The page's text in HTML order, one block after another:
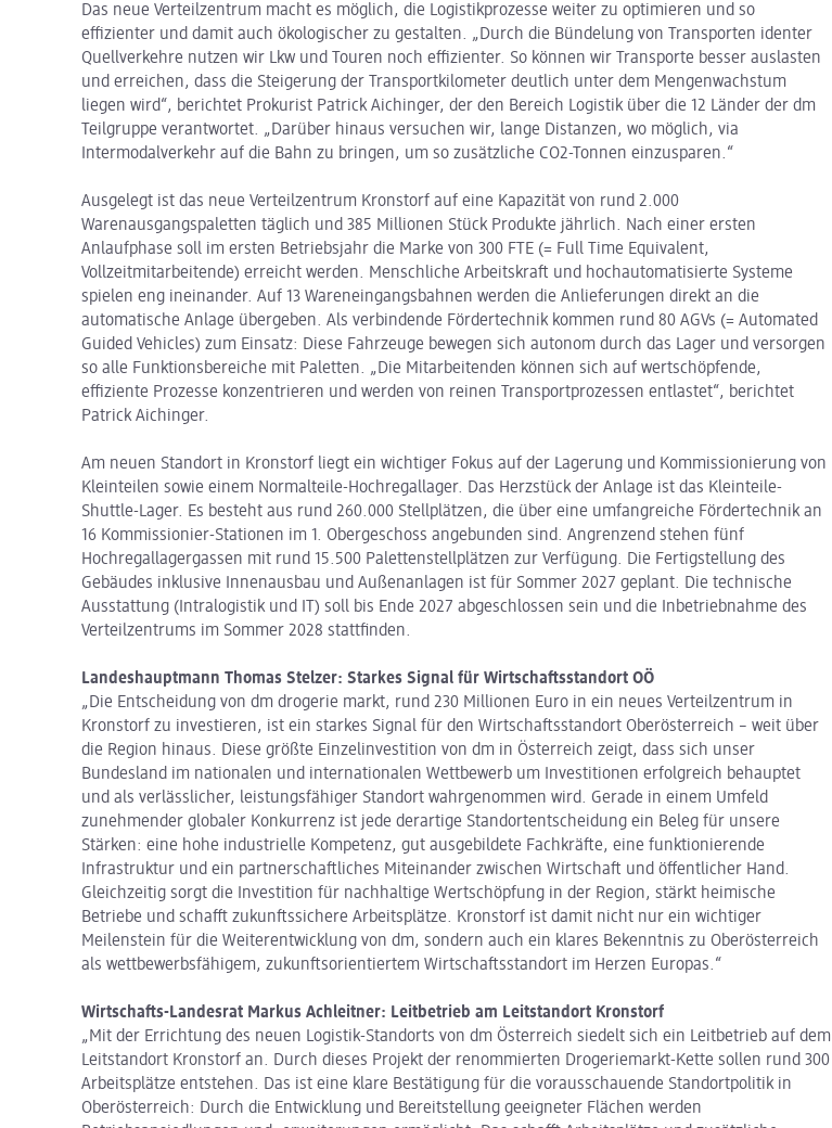
Das neue Verteilzentrum macht es möglich, die Logistikprozesse weiter zu optimieren und so
effizienter und damit auch ökologischer zu gestalten. „Durch die Bündelung von Transporten identer
Quellverkehre nutzen wir Lkw und Touren noch effizienter. So können wir Transporte besser auslasten
und erreichen, dass die Steigerung der Transportkilometer deutlich unter dem Mengenwachstum
liegen wird“, berichtet Prokurist Patrick Aichinger, der den Bereich Logistik über die 12 Länder der dm
Teilgruppe verantwortet. „Darüber hinaus versuchen wir, lange Distanzen, wo möglich, via
Intermodalverkehr auf die Bahn zu bringen, um so zusätzliche CO2-Tonnen einzusparen.“
Ausgelegt ist das neue Verteilzentrum Kronstorf auf eine Kapazität von rund 2.000
Warenausgangspaletten täglich und 385 Millionen Stück Produkte jährlich. Nach einer ersten
Anlaufphase soll im ersten Betriebsjahr die Marke von 300 FTE (= Full Time Equivalent,
Vollzeitmitarbeitende) erreicht werden. Menschliche Arbeitskraft und hochautomatisierte Systeme
spielen eng ineinander. Auf 13 Wareneingangsbahnen werden die Anlieferungen direkt an die
automatische Anlage übergeben. Als verbindende Fördertechnik kommen rund 80 AGVs (= Automated
Guided Vehicles) zum Einsatz: Diese Fahrzeuge bewegen sich autonom durch das Lager und versorgen
so alle Funktionsbereiche mit Paletten. „Die Mitarbeitenden können sich auf wertschöpfende,
effiziente Prozesse konzentrieren und werden von reinen Transportprozessen entlastet“, berichtet
Patrick Aichinger.
Am neuen Standort in Kronstorf liegt ein wichtiger Fokus auf der Lagerung und Kommissionierung von
Kleinteilen sowie einem Normalteile-Hochregallager. Das Herzstück der Anlage ist das Kleinteile-
Shuttle-Lager. Es besteht aus rund 260.000 Stellplätzen, die über eine umfangreiche Fördertechnik an
16 Kommissionier-Stationen im 1. Obergeschoss angebunden sind. Angrenzend stehen fünf
Hochregallagergassen mit rund 15.500 Palettenstellplätzen zur Verfügung. Die Fertigstellung des
Gebäudes inklusive Innenausbau und Außenanlagen ist für Sommer 2027 geplant. Die technische
Ausstattung (Intralogistik und IT) soll bis Ende 2027 abgeschlossen sein und die Inbetriebnahme des
Verteilzentrums im Sommer 2028 stattfinden.
Landeshauptmann Thomas Stelzer: Starkes Signal für Wirtschaftsstandort OÖ
„Die Entscheidung von dm drogerie markt, rund 230 Millionen Euro in ein neues Verteilzentrum in
Kronstorf zu investieren, ist ein starkes Signal für den Wirtschaftsstandort Oberösterreich – weit über
die Region hinaus. Diese größte Einzelinvestition von dm in Österreich zeigt, dass sich unser
Bundesland im nationalen und internationalen Wettbewerb um Investitionen erfolgreich behauptet
und als verlässlicher, leistungsfähiger Standort wahrgenommen wird. Gerade in einem Umfeld
zunehmender globaler Konkurrenz ist jede derartige Standortentscheidung ein Beleg für unsere
Stärken: eine hohe industrielle Kompetenz, gut ausgebildete Fachkräfte, eine funktionierende
Infrastruktur und ein partnerschaftliches Miteinander zwischen Wirtschaft und öffentlicher Hand.
Gleichzeitig sorgt die Investition für nachhaltige Wertschöpfung in der Region, stärkt heimische
Betriebe und schafft zukunftssichere Arbeitsplätze. Kronstorf ist damit nicht nur ein wichtiger
Meilenstein für die Weiterentwicklung von dm, sondern auch ein klares Bekenntnis zu Oberösterreich
als wettbewerbsfähigem, zukunftsorientiertem Wirtschaftsstandort im Herzen Europas.“
Wirtschafts-Landesrat Markus Achleitner: Leitbetrieb am Leitstandort Kronstorf
„Mit der Errichtung des neuen Logistik-Standorts von dm Österreich siedelt sich ein Leitbetrieb auf dem
Leitstandort Kronstorf an. Durch dieses Projekt der renommierten Drogeriemarkt-Kette sollen rund 300
Arbeitsplätze entstehen. Das ist eine klare Bestätigung für die vorausschauende Standortpolitik in
Oberösterreich: Durch die Entwicklung und Bereitstellung geeigneter Flächen werden